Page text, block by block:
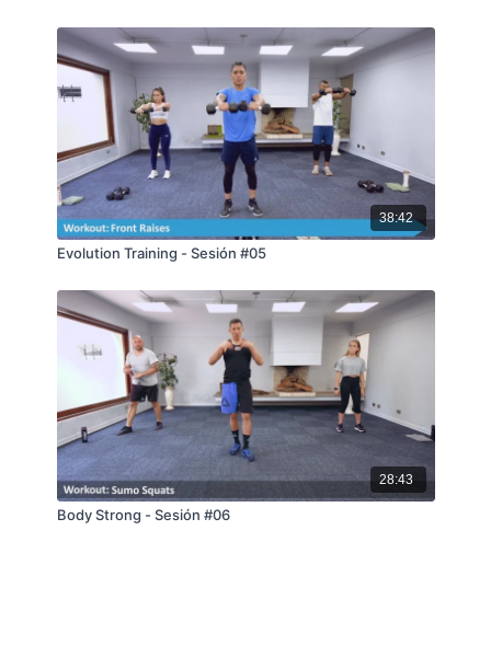
38:42
Evolution Training - Sesión #05
28:43
Body Strong - Sesión #06